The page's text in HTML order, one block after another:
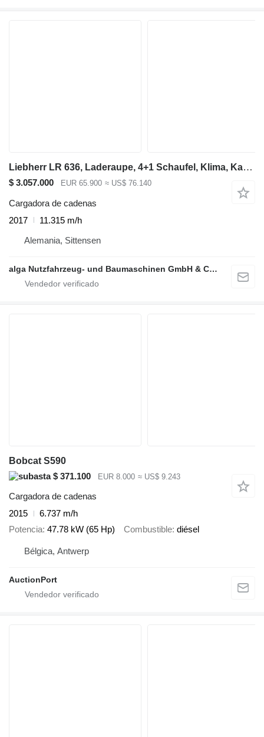
Liebherr LR 636, Laderaupe, 4+1 Schaufel, Klima, Kamera
$ 3.057.000 EUR 65.900 ≈ US$ 76.140
Cargadora de cadenas
2017
11.315 m/h
Alemania, Sittensen
alga Nutzfahrzeug- und Baumaschinen GmbH & Co. KG
Bobcat S590
$ 371.100
EUR 8.000 ≈ US$ 9.243
Cargadora de cadenas
2015
6.737 m/h
Potencia 47.78 kW (65 Hp) Combustible diésel
Bélgica, Antwerp
AuctionPort